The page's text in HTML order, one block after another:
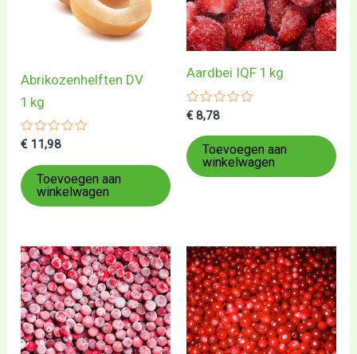
Abrikozenhelften DV
1 kg
Gewaardeerd
uit
5
€ 11,98
Toevoegen aan
winkelwagen
Aardbei IQF 1 kg
Gewaardeerd
uit
5
€ 8,78
Toevoegen aan
winkelwagen